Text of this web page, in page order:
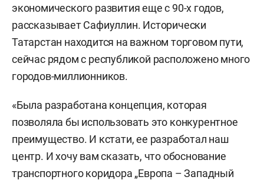
экономического развития еще с 90-х годов,
рассказывает Сафиуллин. Исторически
Татарстан находится на важном торговом пути,
сейчас рядом с республикой расположено много
городов-миллионников.
«Была разработана концепция, которая
позволяла бы использовать это конкурентное
преимущество. И кстати, ее разработал наш
центр. И хочу вам сказать, что обоснование
транспортного коридора „Европа – Западный